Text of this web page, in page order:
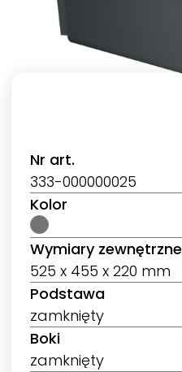
Nr art.
333-000000025
Kolor
Wymiary zewnętrzne
525 x 455 x 220 mm
Podstawa
zamknięty
Boki
zamknięty